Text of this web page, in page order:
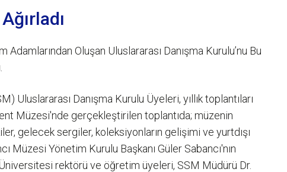
Oluşan Uluslararası Danışma Kurulu’nu Bu
Uluslararası Danışma Kurulu Üyeleri, yıllık toplantıları
Müzesi'nde gerçekleştirilen toplantıda; müzenin
gelecek sergiler, koleksiyonların gelişimi ve yurtdışı
Müzesi Yönetim Kurulu Başkanı Güler Sabancı'nın
rektörü ve öğretim üyeleri, SSM Müdürü Dr.